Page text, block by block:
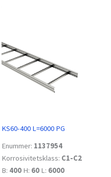
KS60-400 L=6000 PG
Enummer: 1137954
Korrosivitetsklass: C1-C2
B: 400 H: 60 L: 6000